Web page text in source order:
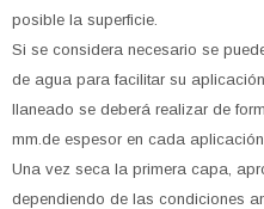
posible la superficie.
Si se considera necesario se
de agua para facilitar su aplicación.
llaneado se deberá realizar de
mm.de espesor en cada aplicación.
Una vez seca la primera capa,
dependiendo de las condiciones